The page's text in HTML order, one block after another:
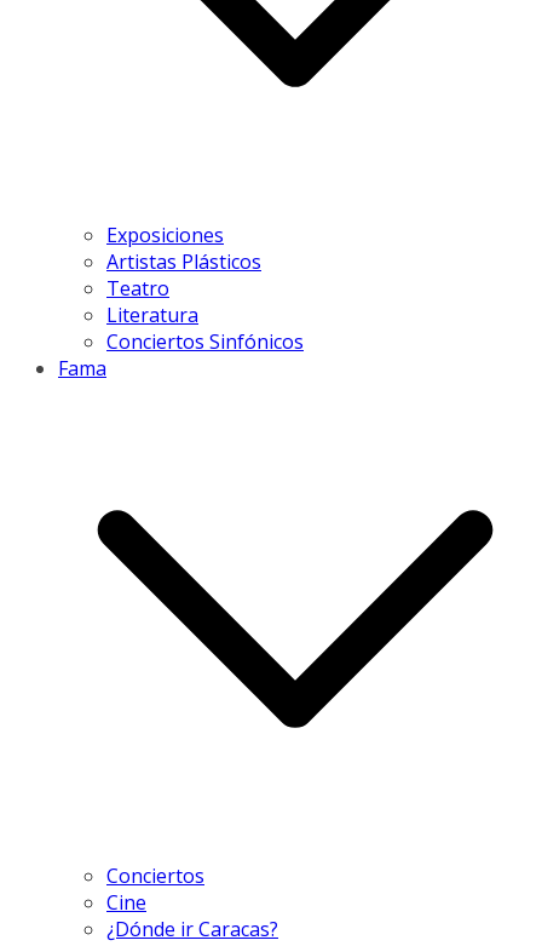
Exposiciones
Artistas Plásticos
Teatro
Literatura
Conciertos Sinfónicos
Fama
Conciertos
Cine
¿Dónde ir Caracas?